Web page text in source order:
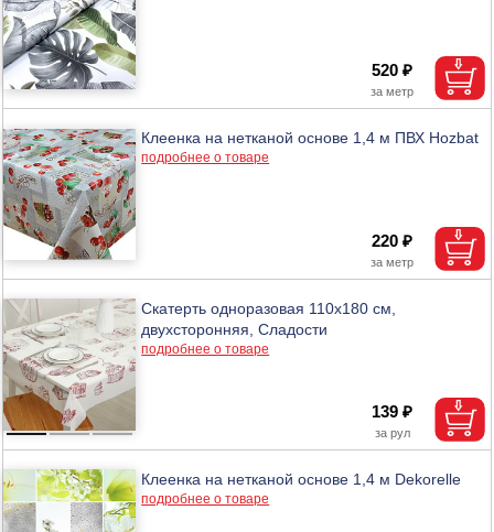
520 ₽
Клеенка на нетканой основе 1,4 м ПВХ Hozbat
подробнее о товаре
220 ₽
Скатерть одноразовая 110х180 см,
двухсторонняя, Сладости
подробнее о товаре
139 ₽
Клеенка на нетканой основе 1,4 м Dekorelle
подробнее о товаре